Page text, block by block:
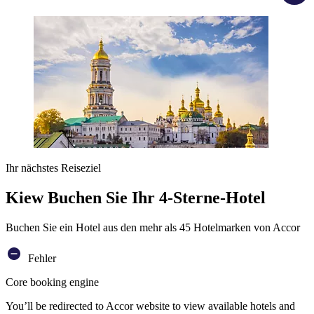
Ihr nächstes Reiseziel
Kiew Buchen Sie Ihr 4-Sterne-Hotel
Buchen Sie ein Hotel aus den mehr als 45 Hotelmarken von Accor
Fehler
Core booking engine
You’ll be redirected to Accor website to view available hotels and